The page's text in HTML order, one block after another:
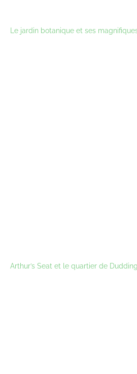
Le jardin botanique et ses
Arthur’s Seat et le quartier de